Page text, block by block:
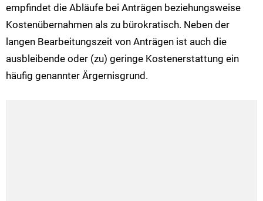
empfindet die Abläufe bei Anträgen beziehungsweise
Kostenübernahmen als zu bürokratisch. Neben der
langen Bearbeitungszeit von Anträgen ist auch die
ausbleibende oder (zu) geringe Kostenerstattung ein
häufig genannter Ärgernisgrund.